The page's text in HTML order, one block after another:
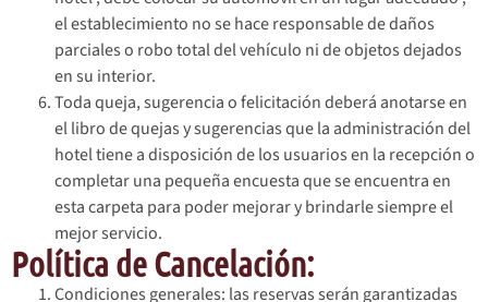
el establecimiento no se hace responsable de daños
parciales o robo total del vehículo ni de objetos dejados
en su interior.
Toda queja, sugerencia o felicitación deberá anotarse en
el libro de quejas y sugerencias que la administración del
hotel tiene a disposición de los usuarios en la recepción o
completar una pequeña encuesta que se encuentra en
esta carpeta para poder mejorar y brindarle siempre el
mejor servicio.
Política de Cancelación:
Condiciones generales: las reservas serán garantizadas